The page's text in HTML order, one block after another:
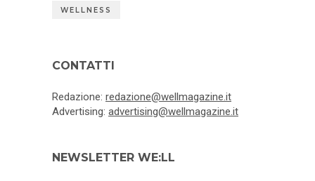
WELLNESS
CONTATTI
Redazione: redazione@wellmagazine.it
Advertising: advertising@wellmagazine.it
NEWSLETTER WE:LL